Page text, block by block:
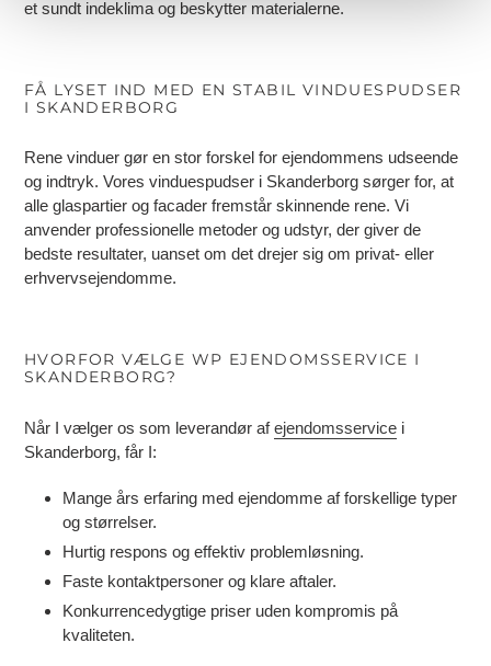
et sundt indeklima og beskytter materialerne.
FÅ LYSET IND MED EN STABIL VINDUESPUDSER
I SKANDERBORG
Rene vinduer gør en stor forskel for ejendommens udseende
og indtryk. Vores vinduespudser i Skanderborg sørger for, at
alle glaspartier og facader fremstår skinnende rene. Vi
anvender professionelle metoder og udstyr, der giver de
bedste resultater, uanset om det drejer sig om privat- eller
erhvervsejendomme.
HVORFOR VÆLGE WP EJENDOMSSERVICE I
SKANDERBORG?
Når I vælger os som leverandør afejendomsservice i
Skanderborg, får I:
Mange års erfaring med ejendomme af forskellige typer
og størrelser.
Hurtig respons og effektiv problemløsning.
Faste kontaktpersoner og klare aftaler.
Konkurrencedygtige priser uden kompromis på
kvaliteten.